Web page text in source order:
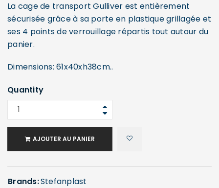
La cage de transport Gulliver est entièrement
sécurisée grâce à sa porte en plastique grillagée et
ses 4 points de verrouillage répartis tout autour du
panier.
Dimensions: 61x40xh38cm..
Quantity
AJOUTER AU PANIER
Brands:Stefanplast